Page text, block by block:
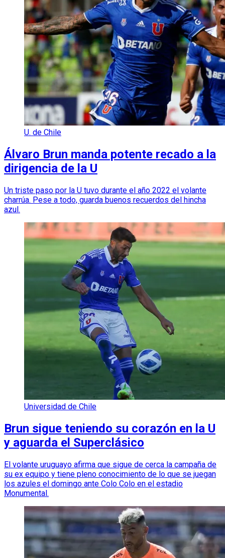
U. de Chile
Álvaro Brun manda potente recado a la
dirigencia de la U
Un triste paso por la U tuvo durante el año 2022 el volante
charrúa. Pese a todo, guarda buenos recuerdos del hincha
azul.
Universidad de Chile
Brun sigue teniendo su corazón en la U
y aguarda el Superclásico
El volante uruguayo afirma que sigue de cerca la campaña de
su ex equipo y tiene pleno conocimiento de lo que se juegan
los azules el domingo ante Colo Colo en el estadio
Monumental.